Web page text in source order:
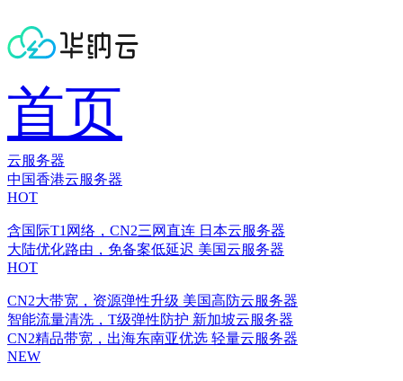
首页
云服务器
中国香港云服务器
HOT
含国际T1网络，CN2三网直连 日本云服务器
大陆优化路由，免备案低延迟 美国云服务器
HOT
CN2大带宽，资源弹性升级 美国高防云服务器
智能流量清洗，T级弹性防护 新加坡云服务器
CN2精品带宽，出海东南亚优选 轻量云服务器
NEW